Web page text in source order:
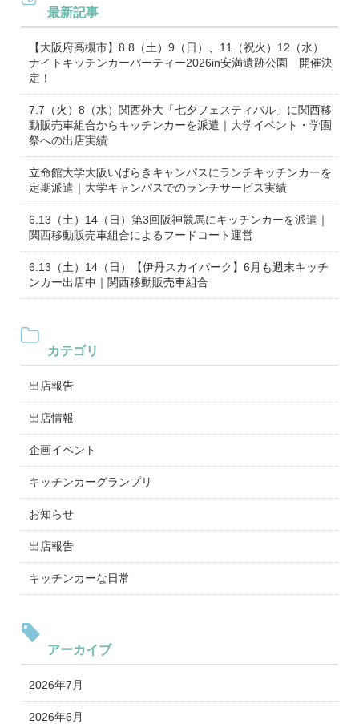
最新記事
【大阪府高槻市】8.8（土）9（日）、11（祝火）12（水）
ナイトキッチンカーパーティー2026in安満遺跡公園 開催決
定！
7.7（火）8（水）関西外大「七夕フェスティバル」に関西移
動販売車組合からキッチンカーを派遣｜大学イベント・学園
祭への出店実績
立命館大学大阪いばらきキャンパスにランチキッチンカーを
定期派遣｜大学キャンパスでのランチサービス実績
6.13（土）14（日）第3回阪神競馬にキッチンカーを派遣｜
関西移動販売車組合によるフードコート運営
6.13（土）14（日）【伊丹スカイパーク】6月も週末キッチ
ンカー出店中｜関西移動販売車組合
カテゴリ
出店報告
出店情報
企画イベント
キッチンカーグランプリ
お知らせ
出店報告
キッチンカーな日常
アーカイブ
2026年7月
2026年6月